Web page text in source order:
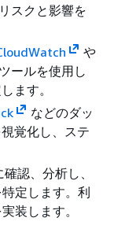
スクと影響を
や
ールを使用し
ます。
などのダッ
覚化し、ステ
認、分析し、
定します。利
装します。